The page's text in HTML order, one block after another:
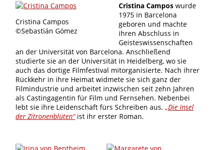
Cristina Campos
©Sebastián Gómez
Cristina Campos wurde
1975 in Barcelona
geboren und machte
ihren Abschluss in
Geisteswissenschaften
an der Universität von Barcelona. Anschließend
studierte sie an der Universität in Heidelberg, wo sie
auch das dortige Filmfestival mitorganisierte. Nach ihrer
Rückkehr in ihre Heimat widmete sie sich ganz der
Filmindustrie und arbeitet inzwischen seit zehn Jahren
als Castingagentin für Film und Fernsehen. Nebenbei
lebt sie ihre Leidenschaft fürs Schreiben aus. „Die Insel
der Zitronenblüten“ist ihr erster Roman.